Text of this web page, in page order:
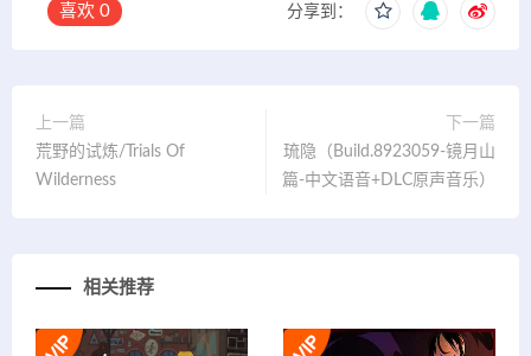
喜欢 0 分享到：
上一篇
荒野的试炼/Trials Of
Wilderness
下一篇
琉隐（Build.8923059-镜月山
篇-中文语音+DLC原声音乐）
相关推荐